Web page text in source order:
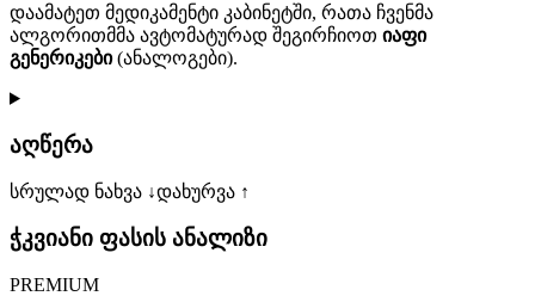
დაამატეთ მედიკამენტი კაბინეტში, რათა ჩვენმა
ალგორითმმა ავტომატურად შეგირჩიოთ იაფი
გენერიკები(ანალოგები).
აღწერა
სრულად ნახვა ↓დახურვა ↑
ჭკვიანი ფასის ანალიზი
PREMIUM